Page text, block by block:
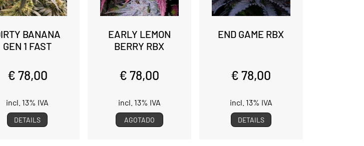
BANANA
GEN 1 FAST
€ 78,00
incl. 13% IVA
DETAILS
EARLY LEMON
BERRY RBX
€ 78,00
incl. 13% IVA
AGOTADO
END GAME RBX
€ 78,00
incl. 13% IVA
DETAILS